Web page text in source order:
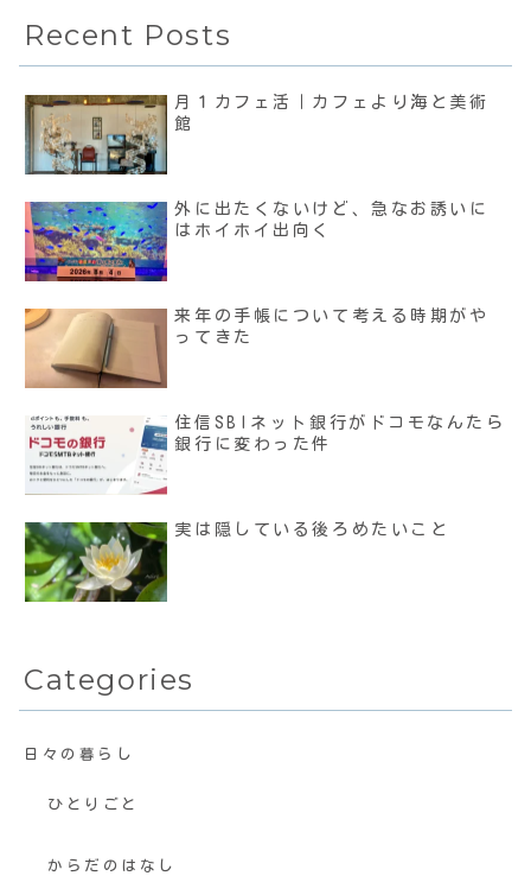
Recent Posts
月１カフェ活｜カフェより海と美術
館
外に出たくないけど、急なお誘いに
はホイホイ出向く
来年の手帳について考える時期がや
ってきた
住信SBIネット銀行がドコモなんたら
銀行に変わった件
実は隠している後ろめたいこと
Categories
日々の暮らし
ひとりごと
からだのはなし